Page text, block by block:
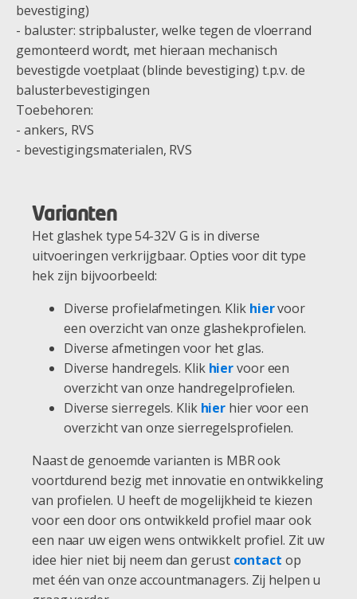
bevestiging)
- baluster: stripbaluster, welke tegen de vloerrand
gemonteerd wordt, met hieraan mechanisch
bevestigde voetplaat (blinde bevestiging) t.p.v. de
balusterbevestigingen
Toebehoren:
- ankers, RVS
- bevestigingsmaterialen, RVS
Varianten
Het glashek type 54-32V G is in diverse
uitvoeringen verkrijgbaar. Opties voor dit type
hek zijn bijvoorbeeld:
Diverse profielafmetingen. Klik hiervoor
een overzicht van onze glashekprofielen.
Diverse afmetingen voor het glas.
Diverse handregels. Klik hiervoor een
overzicht van onze handregelprofielen.
Diverse sierregels. Klik hier hier voor een
overzicht van onze sierregelsprofielen.
Naast de genoemde varianten is MBR ook
voortdurend bezig met innovatie en ontwikkeling
van profielen. U heeft de mogelijkheid te kiezen
voor een door ons ontwikkeld profiel maar ook
een naar uw eigen wens ontwikkelt profiel. Zit uw
idee hier niet bij neem dan gerust contact op
met één van onze accountmanagers. Zij helpen u